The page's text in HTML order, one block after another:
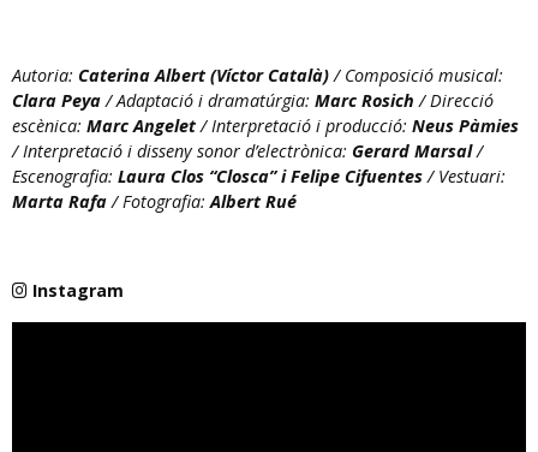
Autoria: Caterina Albert (Víctor Català)/ Composició musical:
Clara Peya/ Adaptació i dramatúrgia: Marc Rosich / Direcció
escènica: Marc Angelet/ Interpretació i producció: Neus Pàmies
/ Interpretació i disseny sonor d’electrònica: Gerard Marsal/
Escenografia: Laura Clos “Closca” i Felipe Cifuentes/ Vestuari:
Marta Rafa/ Fotografia:Albert Rué
Instagram